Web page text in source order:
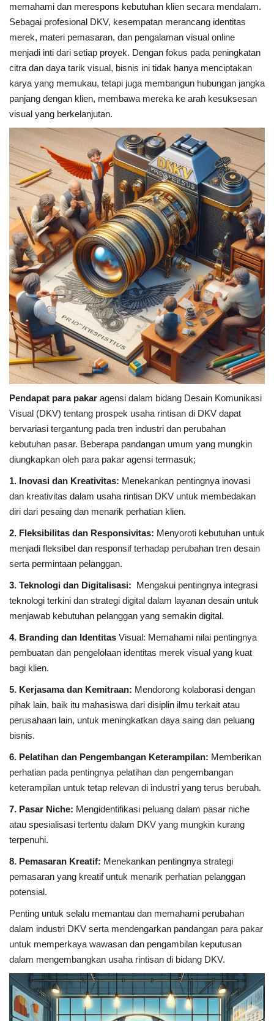
memahami dan merespons kebutuhan klien secara mendalam.
Sebagai profesional DKV, kesempatan merancang identitas
merek, materi pemasaran, dan pengalaman visual online
menjadi inti dari setiap proyek. Dengan fokus pada peningkatan
citra dan daya tarik visual, bisnis ini tidak hanya menciptakan
karya yang memukau, tetapi juga membangun hubungan jangka
panjang dengan klien, membawa mereka ke arah kesuksesan
visual yang berkelanjutan.
Pendapat para pakar agensi dalam bidang Desain Komunikasi
Visual (DKV) tentang prospek usaha rintisan di DKV dapat
bervariasi tergantung pada tren industri dan perubahan
kebutuhan pasar. Beberapa pandangan umum yang mungkin
diungkapkan oleh para pakar agensi termasuk;
1. Inovasi dan Kreativitas: Menekankan pentingnya inovasi
dan kreativitas dalam usaha rintisan DKV untuk membedakan
diri dari pesaing dan menarik perhatian klien.
2. Fleksibilitas dan Responsivitas: Menyoroti kebutuhan untuk
menjadi fleksibel dan responsif terhadap perubahan tren desain
serta permintaan pelanggan.
3. Teknologi dan Digitalisasi: Mengakui pentingnya integrasi
teknologi terkini dan strategi digital dalam layanan desain untuk
menjawab kebutuhan pelanggan yang semakin digital.
4. Branding dan Identitas Visual: Memahami nilai pentingnya
pembuatan dan pengelolaan identitas merek visual yang kuat
bagi klien.
5. Kerjasama dan Kemitraan: Mendorong kolaborasi dengan
pihak lain, baik itu mahasiswa dari disiplin ilmu terkait atau
perusahaan lain, untuk meningkatkan daya saing dan peluang
bisnis.
6. Pelatihan dan Pengembangan Keterampilan: Memberikan
perhatian pada pentingnya pelatihan dan pengembangan
keterampilan untuk tetap relevan di industri yang terus berubah.
7. Pasar Niche: Mengidentifikasi peluang dalam pasar niche
atau spesialisasi tertentu dalam DKV yang mungkin kurang
terpenuhi.
8. Pemasaran Kreatif: Menekankan pentingnya strategi
pemasaran yang kreatif untuk menarik perhatian pelanggan
potensial.
Penting untuk selalu memantau dan memahami perubahan
dalam industri DKV serta mendengarkan pandangan para pakar
untuk memperkaya wawasan dan pengambilan keputusan
dalam mengembangkan usaha rintisan di bidang DKV.